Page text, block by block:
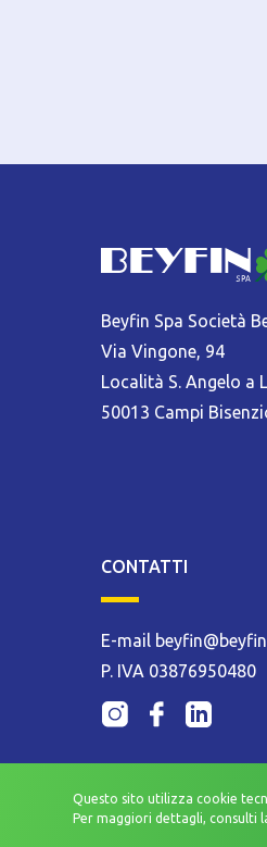
Beyfin Spa Società
Via Vingone, 94
Località S. Angelo a
50013 Campi
CONTATTI
E-mail
P. IVA 03876950480
Questo sito utilizza cookie
Per maggiori dettagli, consulti